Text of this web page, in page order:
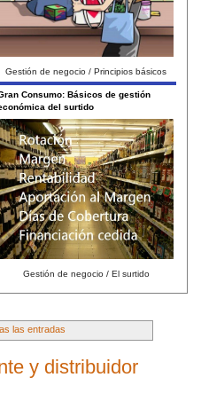
Gestión de negocio / Principios básicos
Consumo: Básicos de gestión
del surtido
Gestión de negocio / El surtido
las entradas
y distribuidor